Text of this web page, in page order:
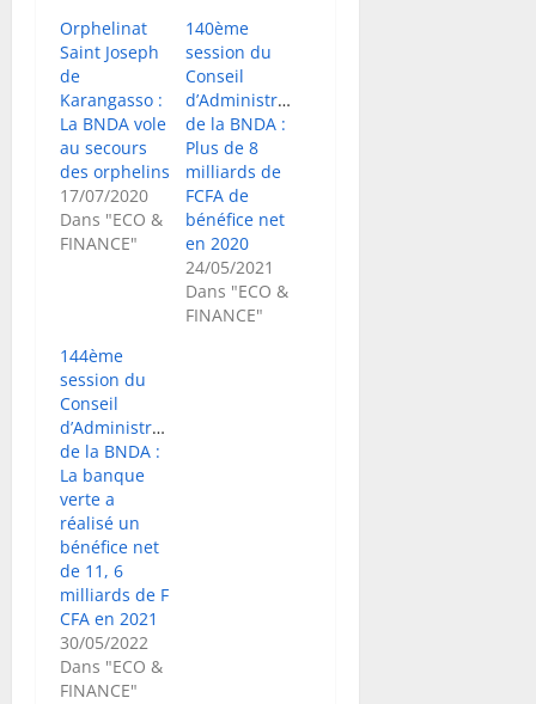
Orphelinat
Saint Joseph
de
Karangasso :
La BNDA vole
au secours
des orphelins
17/07/2020
Dans "ECO &
FINANCE"
140ème
session du
Conseil
d’Administration
de la BNDA :
Plus de 8
milliards de
FCFA de
bénéfice net
en 2020
24/05/2021
Dans "ECO &
FINANCE"
144ème
session du
Conseil
d’Administration
de la BNDA :
La banque
verte a
réalisé un
bénéfice net
de 11, 6
milliards de F
CFA en 2021
30/05/2022
Dans "ECO &
FINANCE"